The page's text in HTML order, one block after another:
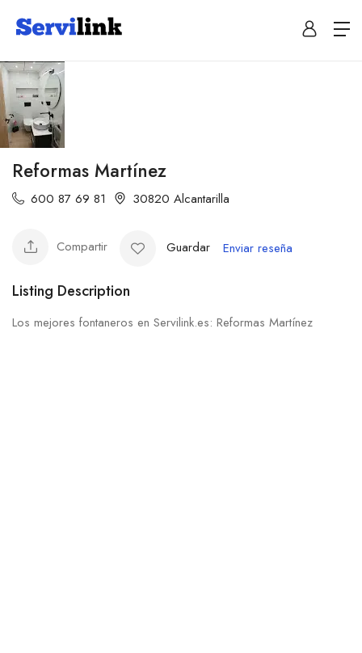
Reformas Martínez
600 87 69 81 30820 Alcantarilla
Compartir Guardar Enviar reseña
Listing Description
Los mejores fontaneros en Servilink.es: Reformas Martínez